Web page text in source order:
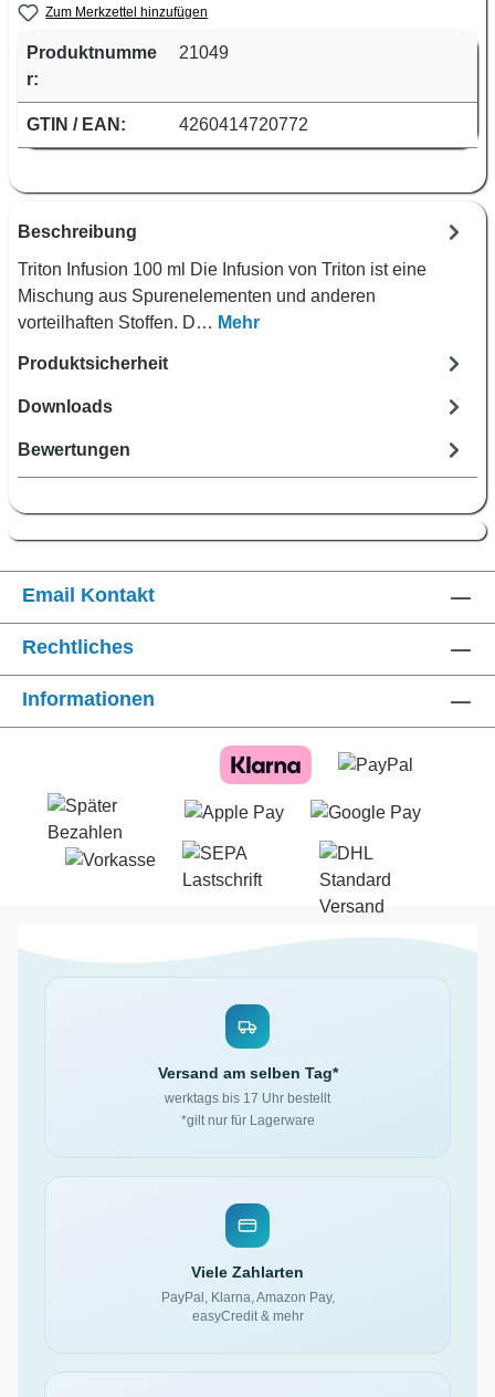
Zum Merkzettel hinzufügen
Produktnumme
r:
21049
GTIN / EAN: 4260414720772
Beschreibung
Triton Infusion 100 ml Die Infusion von Triton ist eine
Mischung aus Spurenelementen und anderen
vorteilhaften Stoffen. D… Mehr
Produktsicherheit
Downloads
Bewertungen
Email Kontakt
Rechtliches
Informationen
Versand am selben Tag*
werktags bis 17 Uhr bestellt
*gilt nur für Lagerware
Viele Zahlarten
PayPal, Klarna, Amazon Pay,
easyCredit & mehr